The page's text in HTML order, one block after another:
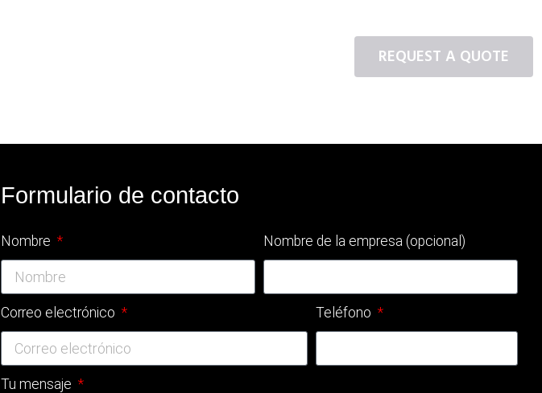
Formulario de contacto
Nombre Nombre de la empresa (opcional)
Correo electrónico Teléfono
Tu mensaje